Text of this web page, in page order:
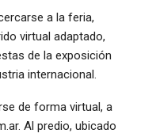
a la feria,
virtual adaptado,
de la exposición
internacional.
de forma virtual, a
Al predio, ubicado